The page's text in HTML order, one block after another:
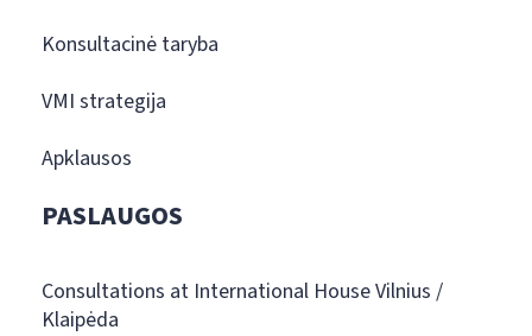
Konsultacinė taryba
VMI strategija
Apklausos
PASLAUGOS
Consultations at International House Vilnius /
Klaipėda